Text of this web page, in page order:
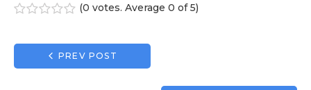
(0 votes. Average 0 of 5)
Navigation
de
PREV POST